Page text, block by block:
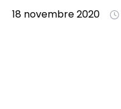
18 novembre 2020